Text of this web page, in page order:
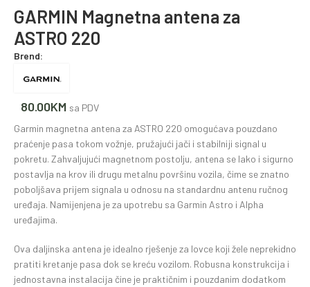
GARMIN Magnetna antena za
ASTRO 220
Brend:
80.00KM sa PDV
Garmin magnetna antena za ASTRO 220 omogućava pouzdano
praćenje pasa tokom vožnje, pružajući jači i stabilniji signal u
pokretu. Zahvaljujući magnetnom postolju, antena se lako i sigurno
postavlja na krov ili drugu metalnu površinu vozila, čime se znatno
poboljšava prijem signala u odnosu na standardnu antenu ručnog
uređaja. Namijenjena je za upotrebu sa Garmin Astro i Alpha
uređajima.
Ova daljinska antena je idealno rješenje za lovce koji žele neprekidno
pratiti kretanje pasa dok se kreću vozilom. Robusna konstrukcija i
jednostavna instalacija čine je praktičnim i pouzdanim dodatkom